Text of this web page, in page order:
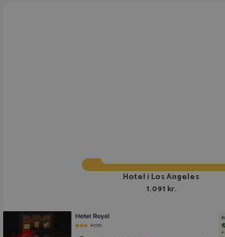
Hotel i Los Angeles
1.091 kr.